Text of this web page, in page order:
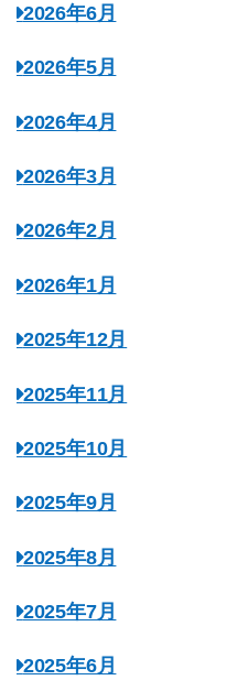
2026年6月
2026年5月
2026年4月
2026年3月
2026年2月
2026年1月
2025年12月
2025年11月
2025年10月
2025年9月
2025年8月
2025年7月
2025年6月